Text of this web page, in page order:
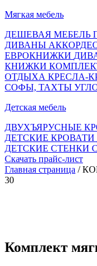
Мягкая мебель
ДЕШЕВАЯ МЕБЕЛЬ
ДИВАНЫ
ЕВРОКНИЖКИ
КНИЖКИ
ОТДЫХА КРЕСЛА-
СОФЫ, ТАХТЫ
Детская мебель
ДВУХЪЯРУСНЫЕ
ДЕТСКИЕ КРОВАТИ
ДЕТСКИЕ СТЕНКИ
Скачать прайс-лист
Главная страница /
30
Комплект